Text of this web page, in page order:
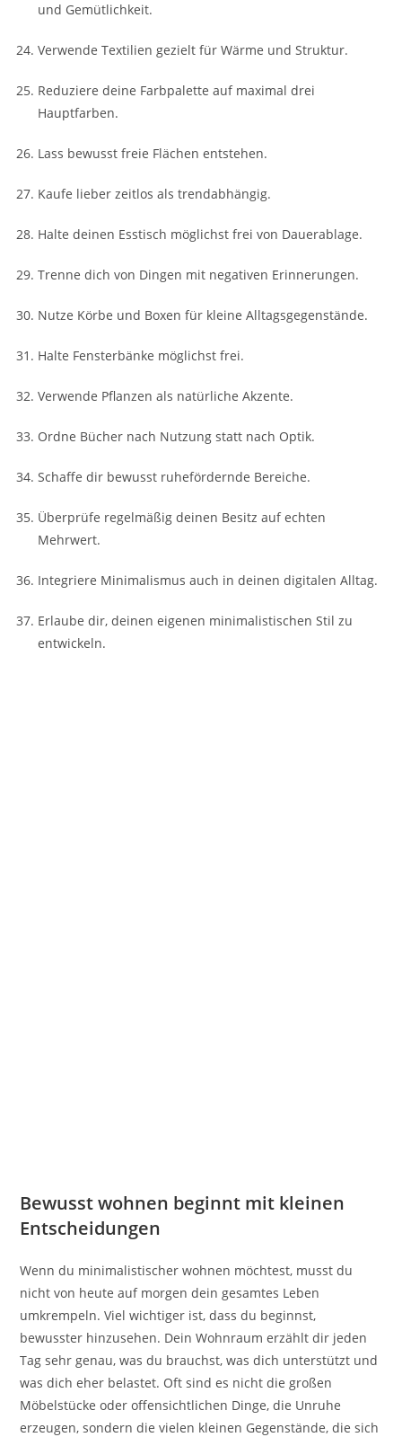
und Gemütlichkeit.
Verwende Textilien gezielt für Wärme und Struktur.
Reduziere deine Farbpalette auf maximal drei
Hauptfarben.
Lass bewusst freie Flächen entstehen.
Kaufe lieber zeitlos als trendabhängig.
Halte deinen Esstisch möglichst frei von Dauerablage.
Trenne dich von Dingen mit negativen Erinnerungen.
Nutze Körbe und Boxen für kleine Alltagsgegenstände.
Halte Fensterbänke möglichst frei.
Verwende Pflanzen als natürliche Akzente.
Ordne Bücher nach Nutzung statt nach Optik.
Schaffe dir bewusst ruhefördernde Bereiche.
Überprüfe regelmäßig deinen Besitz auf echten
Mehrwert.
Integriere Minimalismus auch in deinen digitalen Alltag.
Erlaube dir, deinen eigenen minimalistischen Stil zu
entwickeln.
Bewusst wohnen beginnt mit kleinen
Entscheidungen
Wenn du minimalistischer wohnen möchtest, musst du
nicht von heute auf morgen dein gesamtes Leben
umkrempeln. Viel wichtiger ist, dass du beginnst,
bewusster hinzusehen. Dein Wohnraum erzählt dir jeden
Tag sehr genau, was du brauchst, was dich unterstützt und
was dich eher belastet. Oft sind es nicht die großen
Möbelstücke oder offensichtlichen Dinge, die Unruhe
erzeugen, sondern die vielen kleinen Gegenstände, die sich